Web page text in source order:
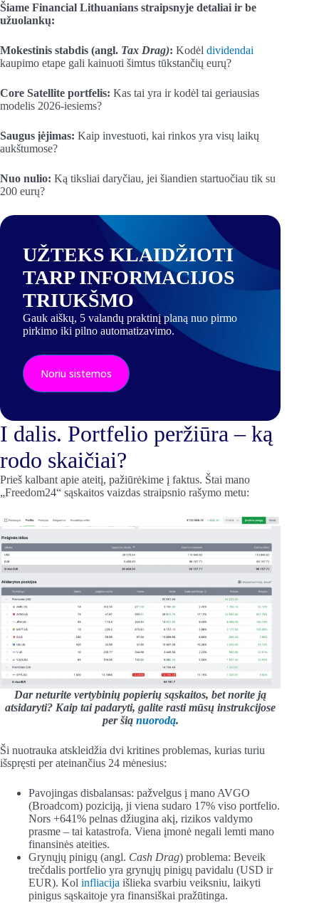
Šiame Financial Lithuanians straipsnyje detaliai ir be
užuolankų:
Mokestinis stabdis (angl. Tax Drag): Kodėl dividendai
kaupimo etape gali kainuoti šimtus tūkstančių eurų?
Core Satellite portfelis: Kas tai yra ir kodėl tai geriausias
modelis 2026-iesiems?
Saugus įėjimas: Kaip investuoti, kai rinkos yra visų laikų
aukštumose?
Nuo nulio: Ką tiksliai daryčiau, jei šiandien startuočiau tik su
200 eurų?
UŽTEKS KLAIDŽIOTI
TARP INFORMACIJOS
TRIUKŠMO
Gauk aiškų, 5 valandų praktinį planą nuo pirmo
pirkimo iki pilno automatizavimo.
Noriu sistemos
I dalis. Portfelio peržiūra – ką
rodo skaičiai?
Prieš kalbant apie ateitį, pažiūrėkime į faktus. Štai mano
„Freedom24“ sąskaitos vaizdas straipsnio rašymo metu:
Dar neturite vertybinių popierių sąskaitos, bet norite ją
atsidaryti? Kaip tai padaryti, galite rasti mūsų instrukcijose
per šią nuorodą.
Ši nuotrauka atskleidžia dvi kritines problemas, kurias turiu
išspręsti per ateinančius 24 mėnesius:
Pavojingas disbalansas: pažvelgus į mano AVGO
(Broadcom) poziciją, ji viena sudaro 17% viso portfelio.
Nors +641% pelnas džiugina akį, rizikos valdymo
prasme – tai katastrofa. Viena įmonė negali lemti mano
finansinės ateities.
Grynųjų pinigų (angl. Cash Drag) problema: Beveik
trečdalis portfelio yra grynųjų pinigų pavidalu (USD ir
EUR). Kol infliacija išlieka svarbiu veiksniu, laikyti
pinigus sąskaitoje yra finansiškai pražūtinga.